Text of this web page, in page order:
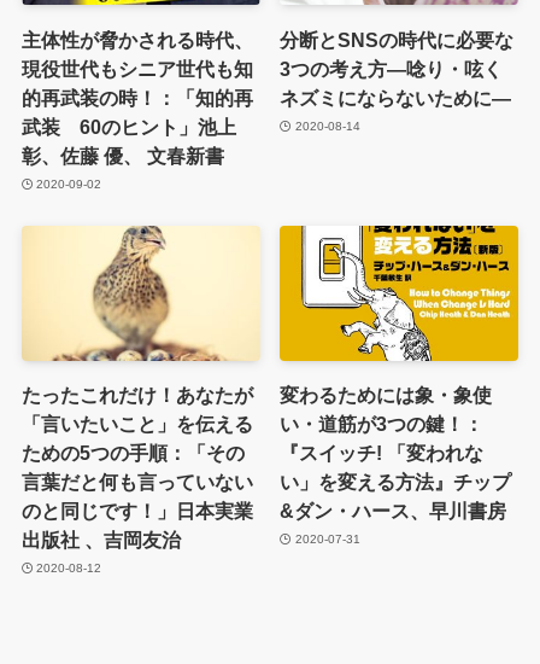
主体性が脅かされる時代、
現役世代もシニア世代も知
的再武装の時！：「知的再
武装 60のヒント」池上
彰、佐藤 優、 文春新書
2020-09-02
分断とSNSの時代に必要な
3つの考え方―唸り・呟く
ネズミにならないために―
2020-08-14
たったこれだけ！あなたが
「言いたいこと」を伝える
ための5つの手順：「その
言葉だと何も言っていない
のと同じです！」日本実業
出版社 、吉岡友治
2020-08-12
変わるためには象・象使
い・道筋が3つの鍵！：
『スイッチ! 「変われな
い」を変える方法』チップ
&ダン・ハース、早川書房
2020-07-31